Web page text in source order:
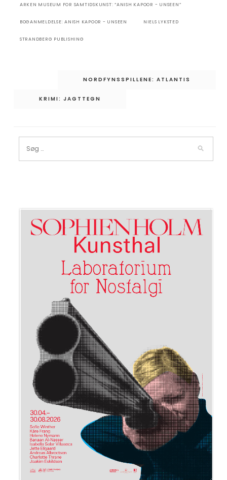
ARKEN MUSEUM FOR SAMTIDSKUNST: “ANISH KAPOOR - UNSEEN”
BOGANMELDELSE: ANISH KAPOOR - UNSEEN NIELS LYKSTED
STRANDBERG PUBLISHING
IndlægsnavigationNORDFYNSSPILLENE: ATLANTIS
KRIMI: JAGTTEGN